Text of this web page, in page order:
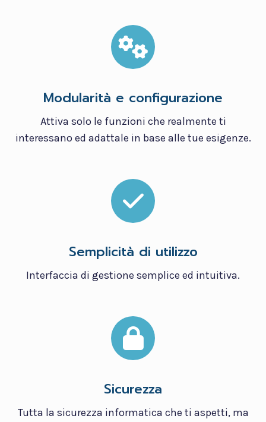
Modularità e configurazione
Attiva solo le funzioni che realmente ti
interessano ed adattale in base alle tue esigenze.
Semplicità di utilizzo
Interfaccia di gestione semplice ed intuitiva.
Sicurezza
Tutta la sicurezza informatica che ti aspetti, ma